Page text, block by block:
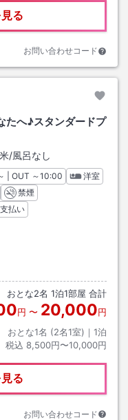
る
お問い合わせコード
たへ♪スタンダードプ
/風呂なし
イン
| OUT チェックアウト
～10:00
洋室
禁煙
払い
おとな2名 1泊1部屋 合計
円 〜 20,000円
おとな1名 (2名1室)｜ 1泊
税込 8,500円〜10,000円
る
お問い合わせコード